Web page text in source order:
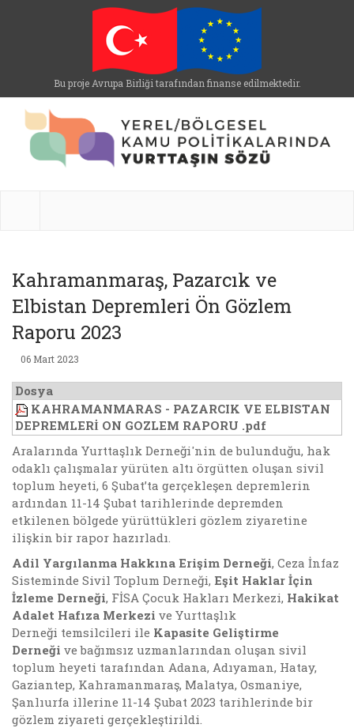
Bu proje Avrupa Birliği tarafından finanse edilmektedir.
Kahramanmaraş, Pazarcık ve
Elbistan Depremleri Ön Gözlem
Raporu 2023
06 Mart 2023
Dosya
KAHRAMANMARAS - PAZARCIK VE ELBISTAN
DEPREMLERİ ON GOZLEM RAPORU .pdf
Aralarında Yurttaşlık Derneği'nin de bulunduğu, hak
odaklı çalışmalar yürüten altı örgütten oluşan sivil
toplum heyeti, 6 Şubat’ta gerçekleşen depremlerin
ardından 11-14 Şubat tarihlerinde depremden
etkilenen bölgede yürüttükleri gözlem ziyaretine
ilişkin bir rapor hazırladı.
Adil Yargılanma Hakkına Erişim Derneği, Ceza İnfaz
Sisteminde Sivil Toplum Derneği, Eşit Haklar İçin
İzleme Derneği, FİSA Çocuk Hakları Merkezi, Hakikat
Adalet Hafıza Merkezi ve Yurttaşlık
Derneği temsilcileri ile Kapasite Geliştirme
Derneği ve bağımsız uzmanlarından oluşan sivil
toplum heyeti tarafından Adana, Adıyaman, Hatay,
Gaziantep, Kahramanmaraş, Malatya, Osmaniye,
Şanlıurfa illerine 11-14 Şubat 2023 tarihlerinde bir
gözlem ziyareti gerçekleştirildi.